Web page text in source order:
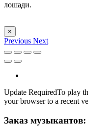
лошади.
×
Previous Next
Update RequiredTo play
your browser to a recent
Заказ музыкантов: